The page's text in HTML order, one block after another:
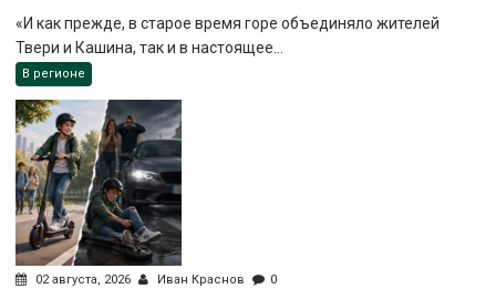
«И как прежде, в старое время горе объединяло жителей
Твери и Кашина, так и в настоящее...
В регионе
02 августа, 2026 Иван Краснов 0